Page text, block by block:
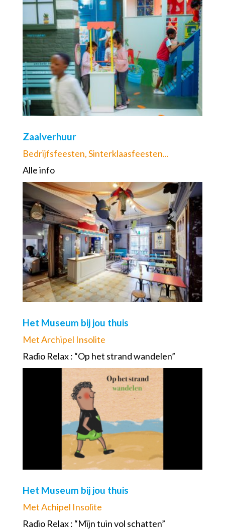
Zaalverhuur
Bedrijfsfeesten, Sinterklaasfeesten...
Alle info
Het Museum bij jou thuis
Met Archipel Insolite
Radio Relax : “Op het strand wandelen”
Het Museum bij jou thuis
Met Achipel Insolite
Radio Relax : “Mijn tuin vol schatten”